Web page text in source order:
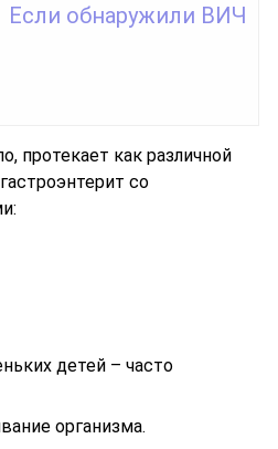
Если обнаружили ВИЧ
протекает как различной
со
детей – часто
организма.